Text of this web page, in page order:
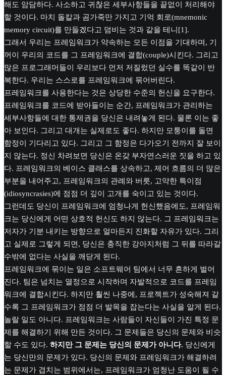
해도 암담하다. 사소하고 귀찮은 세부사항들을 끝없이 처리해야
할 것이다. 마치 돌칼과 곰가죽만 가지고 기억 회로(mnemonic
memory circuit)를 만들겠다고 덤비는 것과 같을 테니[1].
그래서 우리는 프레임워크가 약속하는 모든 이점을 기대하며, 기
꺼이 우리의 코드를 그 프레임워크에 결합(couple)시킨다. 그리고
많은 프로그래머들이 우리보다 먼저 저질렀던 실수를 똑같이 반
복한다. 우리는 스스로를 프레임워크에 묶어버린다.
프레임워크를 사용한다는 것은 상당한 수준의 헌신을 요구한다.
프레임워크를 코드에 받아들이는 순간, 프레임워크가 관리하는
세부사항들에 대한 통제권을 당신은 내려놓게 된다. 물론 이는 좋
아 보인다. 그리고 대개는 실제로도 좋다. 하지만 모퉁이를 돌면
함정이 기다리고 있다. 그리고 그 함정은 다가오기 전까지 잘 보이
지 않는다. 정신 차려보면 당신은 온갖 부자연스러운 짓을 하고 있
다. 프레임워크의 베이스 클래스를 상속하고, 제어 흐름의 더 많은
부분을 내어주고, 프레임워크의 관례와 버릇, 고약한 특이점
(idiosyncrasies)에 점점 더 깊이 고개를 숙이고 있는 것이다.
그런데도 당신이 프레임워크에 엄청나게 헌신했음에도, 프레임워
크는 당신에게 어떤 상호적 헌신도 하지 않는다. 그 프레임워크는
저자가 기분 내키는 방향으로 얼마든지 진화할 자유가 있다. 그리
고 실제로 그렇게 되면, 당신은 충직한 강아지처럼 그 뒤를 따라갈
수밖에 없다는 사실을 깨닫게 된다.
프레임워크에 묶이는 일은 소프트웨어 팀에서 너무 흔하게 벌어
진다. 팀은 넘치는 열정으로 시작하며 자발적으로 코드를 프레임
워크에 결합시킨다. 하지만 훨씬 나중에, 프로젝트가 성숙해져 갈
수록 그 프레임워크가 점점 더 발목을 잡는다는 사실을 알게 된다.
놀랄 일도 아니다. 프레임워크는 사람들이 자신들이 가진 특정 문
제를 해결하기 위해 만든 것이다. 그 문제들은 당신의 문제와 비슷
할 수도 있다. 하지만 그 문제는 당신의 문제가 아니다. 당신에게
는 당신만의 문제가 있다. 당신의 문제와 프레임워크가 해결하려
는 문제가 겹치는 범위에서는, 프레임워크가 엄청난 도움이 될 수